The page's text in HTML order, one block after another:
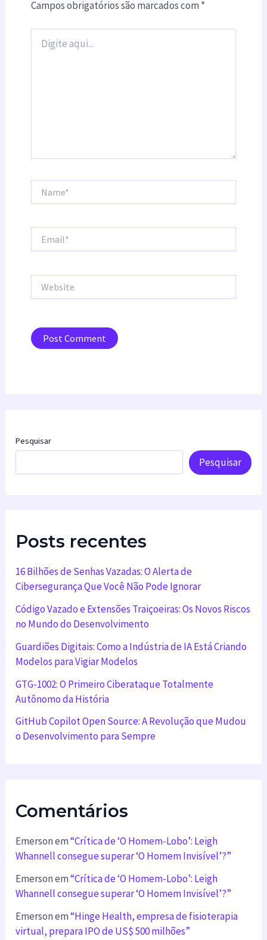
Campos obrigatórios são marcados com*
aqui...
Pesquisar
Pesquisar
Posts recentes
16 Bilhões de Senhas Vazadas: O Alerta de
Cibersegurança Que Você Não Pode Ignorar
Código Vazado e Extensões Traiçoeiras: Os Novos Riscos
no Mundo do Desenvolvimento
Guardiões Digitais: Como a Indústria de IA Está Criando
Modelos para Vigiar Modelos
GTG-1002: O Primeiro Ciberataque Totalmente
Autônomo da História
GitHub Copilot Open Source: A Revolução que Mudou
o Desenvolvimento para Sempre
Comentários
Emersonem“Crítica de ‘O Homem-Lobo’: Leigh
Whannell consegue superar ‘O Homem Invisível’?”
Emersonem“Crítica de ‘O Homem-Lobo’: Leigh
Whannell consegue superar ‘O Homem Invisível’?”
Emersonem“Hinge Health, empresa de fisioterapia
virtual, prepara IPO de US$ 500 milhões”